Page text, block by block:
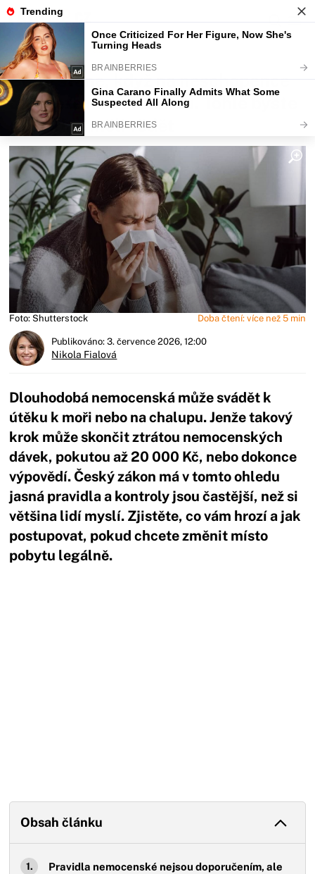
Fajntip.cz Magazín
Co se stane, když na neschopence
odjedete na dovolenou. Tohle byste
rozhodně měli vědět
Foto: Shutterstock Doba čtení: více než 5 min
Publikováno: 3. července 2026, 12:00
Nikola Fialová
Dlouhodobá nemocenská může svádět k
útěku k moři nebo na chalupu. Jenže takový
krok může skončit ztrátou nemocenských
dávek, pokutou až 20 000 Kč, nebo dokonce
výpovědí. Český zákon má v tomto ohledu
jasná pravidla a kontroly jsou častější, než si
většina lidí myslí. Zjistěte, co vám hrozí a jak
postupovat, pokud chcete změnit místo
pobytu legálně.
Obsah článku
Pravidla nemocenské nejsou doporučením, ale